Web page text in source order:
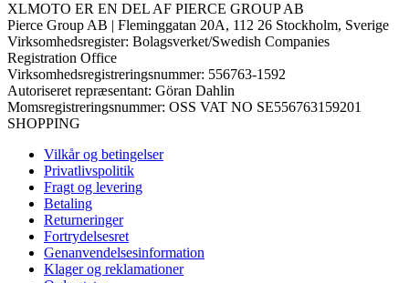
XLMOTO ER EN DEL AF PIERCE GROUP AB
Pierce Group AB | Fleminggatan 20A, 112 26 Stockholm, Sverige
Virksomhedsregister: Bolagsverket/Swedish Companies
Registration Office
Virksomhedsregistreringsnummer: 556763-1592
Autoriseret repræsentant: Göran Dahlin
Momsregistreringsnummer: OSS VAT NO SE556763159201
SHOPPING
Vilkår og betingelser
Privatlivspolitik
Fragt og levering
Betaling
Returneringer
Fortrydelsesret
Genanvendelsesinformation
Klager og reklamationer